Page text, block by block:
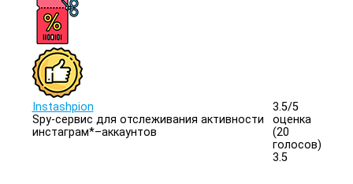
Instashpion
Spy-сервис для отслеживания активности
инстаграм*–аккаунтов
3.5/5
оценка
(20
голосов)
3.5